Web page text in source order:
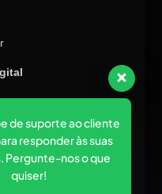
. Todos os direitos
de sites, tráfego pago e
de suporte ao cliente
responder às suas
Pergunte-nos o que
quiser!